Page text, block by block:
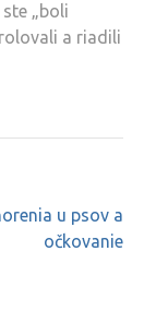
„boli
a riadili
u psov a
očkovanie